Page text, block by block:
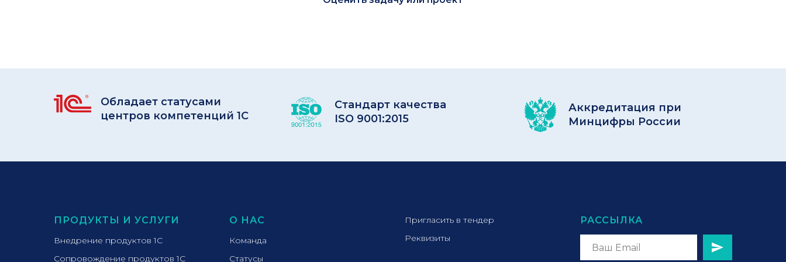
Обладает статусами
центров компетенций 1С
Стандарт качества
ISO 9001:2015
Аккредитация при
Минцифры России
ПРОДУКТЫ И УСЛУГИ
Внедрение продуктов 1С
Сопровождение продуктов 1С
О НАС
Команда
Статусы
Пригласить в тендер
Реквизиты
РАССЫЛКА